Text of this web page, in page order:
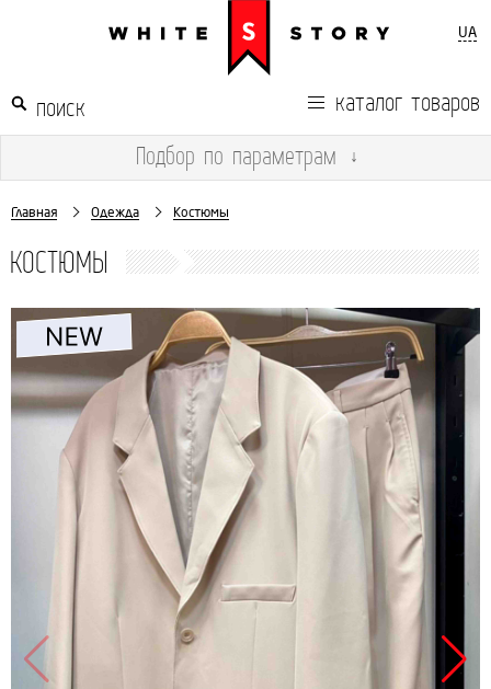
UA
каталог товаров
Подбор по параметрам ↓
Главная Одежда Костюмы
КОСТЮМЫ
Продано